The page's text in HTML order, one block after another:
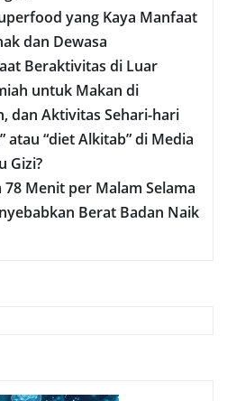
yang Kaya Manfaat
dan Dewasa
Beraktivitas di Luar
untuk Makan di
dan Aktivitas Sehari-hari
atau “diet Alkitab” di Media
Gizi?
Menit per Malam Selama
Berat Badan Naik